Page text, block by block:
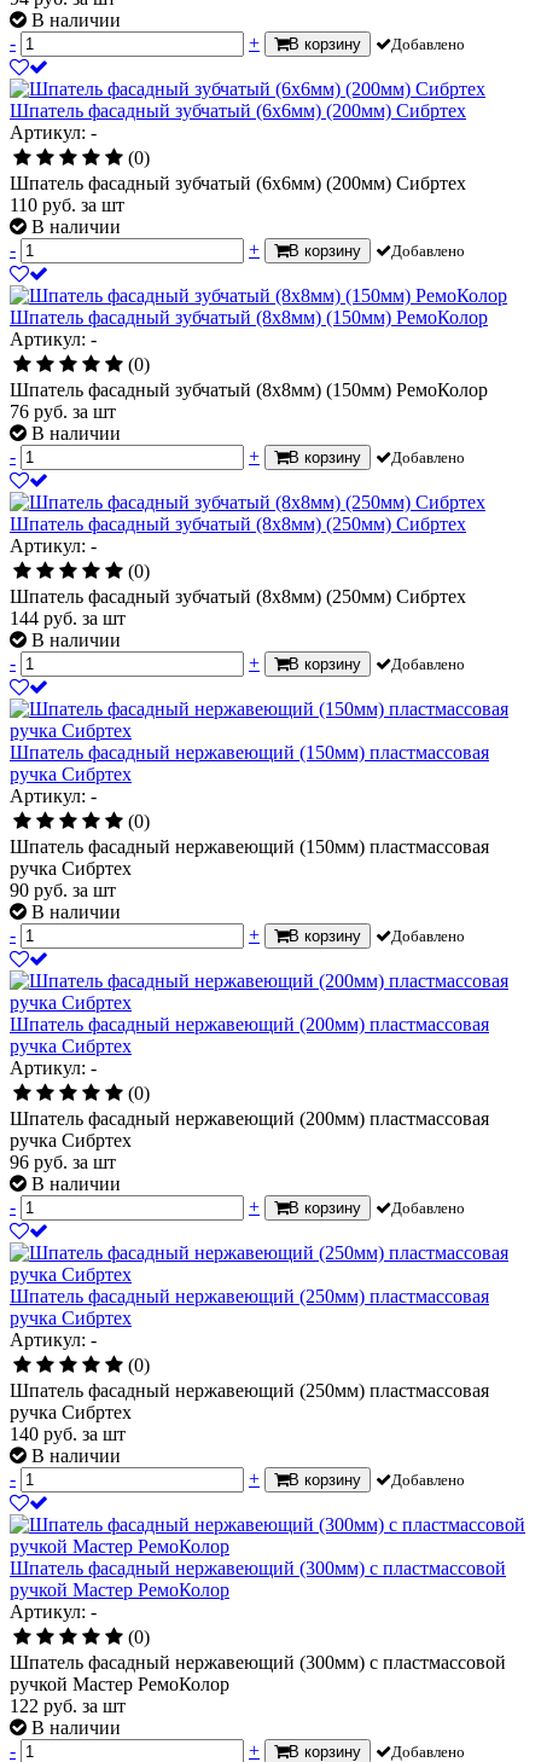
В наличии
-
+ В корзину Добавлено
Шпатель фасадный зубчатый (6х6мм) (200мм) Сибртех
Артикул: -
(0)
Шпатель фасадный зубчатый (6х6мм) (200мм) Сибртех
110 руб. за шт
В наличии
-
+ В корзину Добавлено
Шпатель фасадный зубчатый (8х8мм) (150мм) РемоКолор
Артикул: -
(0)
Шпатель фасадный зубчатый (8х8мм) (150мм) РемоКолор
76 руб. за шт
В наличии
-
+ В корзину Добавлено
Шпатель фасадный зубчатый (8х8мм) (250мм) Сибртех
Артикул: -
(0)
Шпатель фасадный зубчатый (8х8мм) (250мм) Сибртех
144 руб. за шт
В наличии
-
+ В корзину Добавлено
Шпатель фасадный нержавеющий (150мм) пластмассовая
ручка Сибртех
Артикул: -
(0)
Шпатель фасадный нержавеющий (150мм) пластмассовая
ручка Сибртех
90 руб. за шт
В наличии
-
+ В корзину Добавлено
Шпатель фасадный нержавеющий (200мм) пластмассовая
ручка Сибртех
Артикул: -
(0)
Шпатель фасадный нержавеющий (200мм) пластмассовая
ручка Сибртех
96 руб. за шт
В наличии
-
+ В корзину Добавлено
Шпатель фасадный нержавеющий (250мм) пластмассовая
ручка Сибртех
Артикул: -
(0)
Шпатель фасадный нержавеющий (250мм) пластмассовая
ручка Сибртех
140 руб. за шт
В наличии
-
+ В корзину Добавлено
Шпатель фасадный нержавеющий (300мм) с пластмассовой
ручкой Мастер РемоКолор
Артикул: -
(0)
Шпатель фасадный нержавеющий (300мм) с пластмассовой
ручкой Мастер РемоКолор
122 руб. за шт
В наличии
-
+ В корзину Добавлено